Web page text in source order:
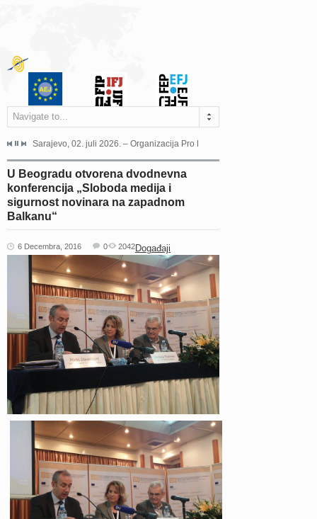
Navigate to...
Grada Sarajeva povodom Dana Sarajeva dugogodišnjoj...
Sarajevo, 02. juli 2026. – Organizacija Pro Educa juče je uspješno
U Beogradu otvorena dvodnevna
konferencija „Sloboda medija i
sigurnost novinara na zapadnom
Balkanu“
6 Decembra, 2016 Događaji
0 2042